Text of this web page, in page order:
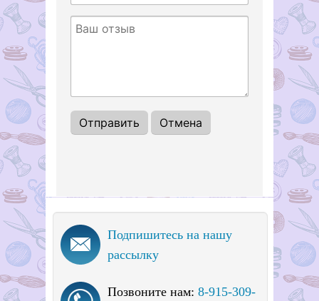
Подпишитесь на нашу
рассылку
Позвоните нам: 8-915-309-